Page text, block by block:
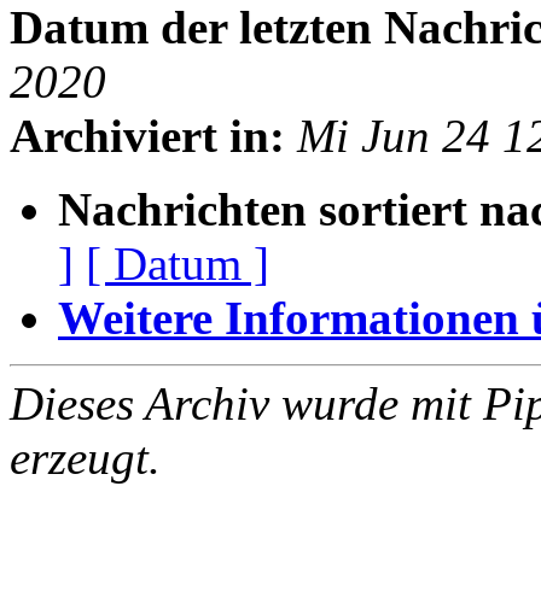
Datum der letzten
2020
Archiviert in: Mi Jun 24
Nachrichten sortiert
] [ Datum ]
Weitere Informationen
Dieses Archiv wurde mit
erzeugt.